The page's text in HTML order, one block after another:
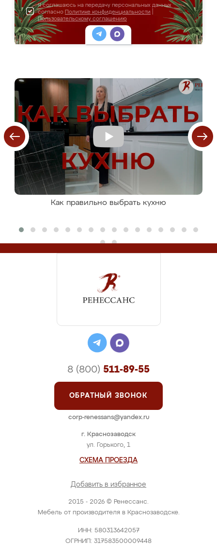
Я соглашаюсь на передачу персональных данных
согласно Политике конфиденциальности
Пользовательскому соглашению
Как правильно выбрать кухню
2015 - 2026 © Ренессанс.
Мебель от производителя в Краснозаводске.
ИНН: 580313642057
ОГРНИП: 317583500009448
г. Краснозаводск
ул. Горького, 1
СХЕМА ПРОЕЗДА
Добавить в избранное
8 (800) 511-89-55
ОБРАТНЫЙ ЗВОНОК
corp-renessans@yandex.ru